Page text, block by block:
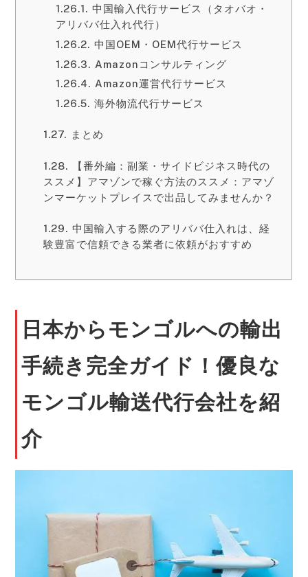
中国輸入代行サービス（タオバオ・
アリババ仕入れ代行）
中国OEM・OEM代行サービス
Amazonコンサルティング
Amazon運営代行サービス
海外物流代行サービス
まとめ
【番外編：副業・サイドビジネス時代の
ススメ】アマゾンで稼ぐ方法のススメ：アマゾ
ンマーケットプレイスで出品してみませんか？
中国輸入する際のアリババ仕入れは、経
験豊富で信頼できる業者に依頼がおすすめ
日本からモンゴルへの輸出
手続き完全ガイド！優良な
モンゴル輸送代行会社を紹
介